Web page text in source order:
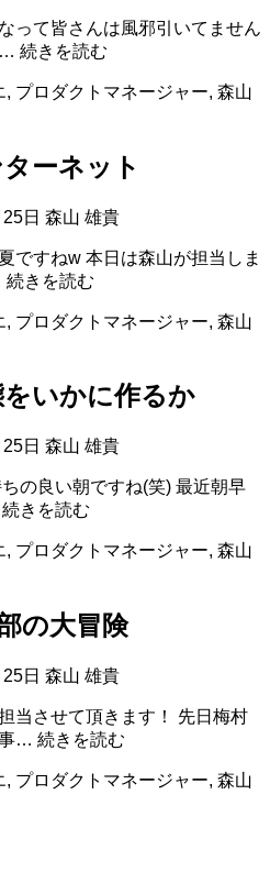
って皆さんは風邪引いてません
… 続きを読む
に
て
が
来
ろ
, プロダクトマネージャー, 森山
ーネット
日 森山 雄貴
ですねw 本日は森山が担当しま
続きを読む
と
の
ン
ー
ト
, プロダクトマネージャー, 森山
いかに作るか
日 森山 雄貴
の良い朝ですね(笑) 最近朝早
続きを読む
ワ
た
態
い
か
作
, プロダクトマネージャー, 森山
の大冒険
日 森山 雄貴
当させて頂きます！ 先日梅村
… 続きを読む
ノ
, プロダクトマネージャー, 森山